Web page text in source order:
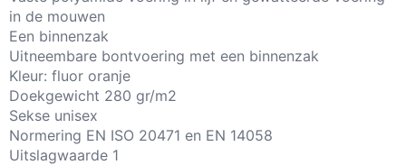
in de mouwen
Een binnenzak
Uitneembare bontvoering met een binnenzak
Kleur: fluor oranje
Doekgewicht 280 gr/m2
Sekse unisex
Normering EN ISO 20471 en EN 14058
Uitslagwaarde 1